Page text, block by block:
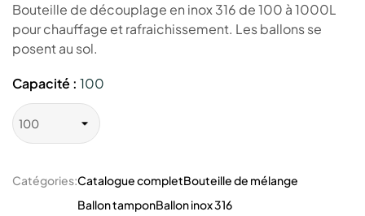
Bouteille de découplage en inox 316 de 100 à 1000L
pour chauffage et rafraichissement. Les ballons se
posent au sol.
Capacité : 100
Catégories:Catalogue completBouteille de mélange
Ballon tamponBallon inox 316